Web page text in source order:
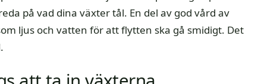
på vad dina växter tål. En del av god vård av
ljus och vatten för att flytten ska gå smidigt. Det